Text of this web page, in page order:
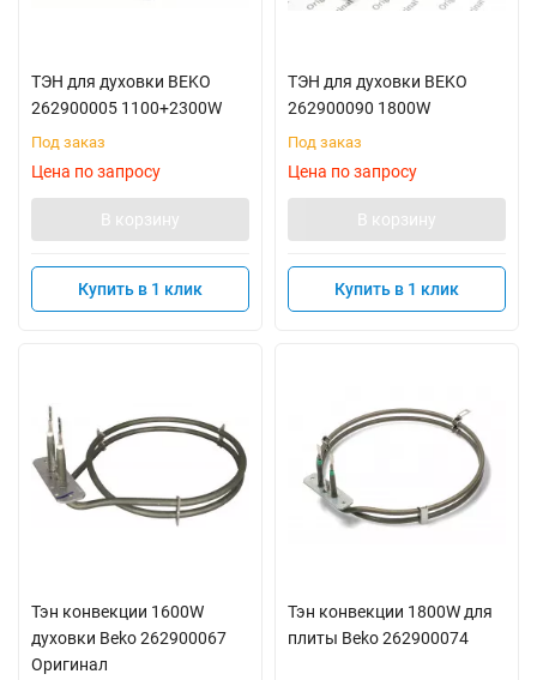
ТЭН для духовки BEKO
262900005 1100+2300W
Под заказ
Цена по запросу
В корзину
Купить в 1 клик
ТЭН для духовки BEKO
262900090 1800W
Под заказ
Цена по запросу
В корзину
Купить в 1 клик
Тэн конвекции 1600W
духовки Beko 262900067
Оригинал
Тэн конвекции 1800W для
плиты Beko 262900074